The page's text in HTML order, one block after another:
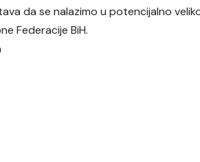
da se nalazimo u potencijalno
Federacije BiH.